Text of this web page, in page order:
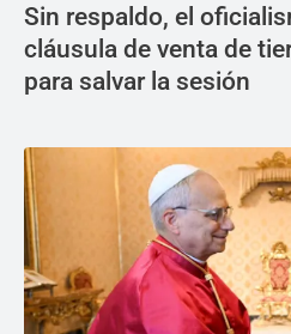
Sin respaldo, el
cláusula de venta de
para salvar la sesión